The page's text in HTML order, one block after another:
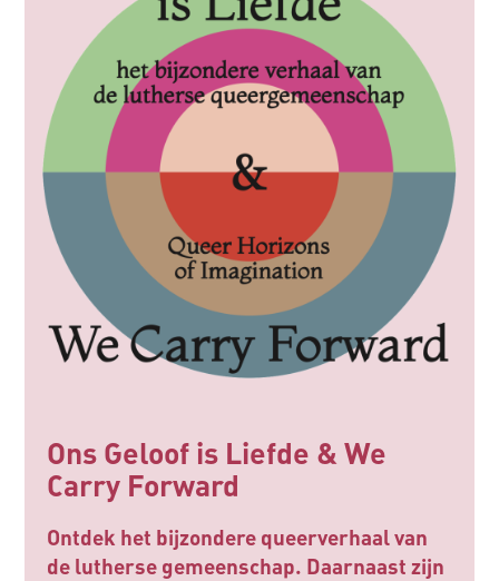
Ons Geloof is Liefde & We
Carry Forward
Ontdek het bijzondere queerverhaal van
de lutherse gemeenschap. Daarnaast zijn